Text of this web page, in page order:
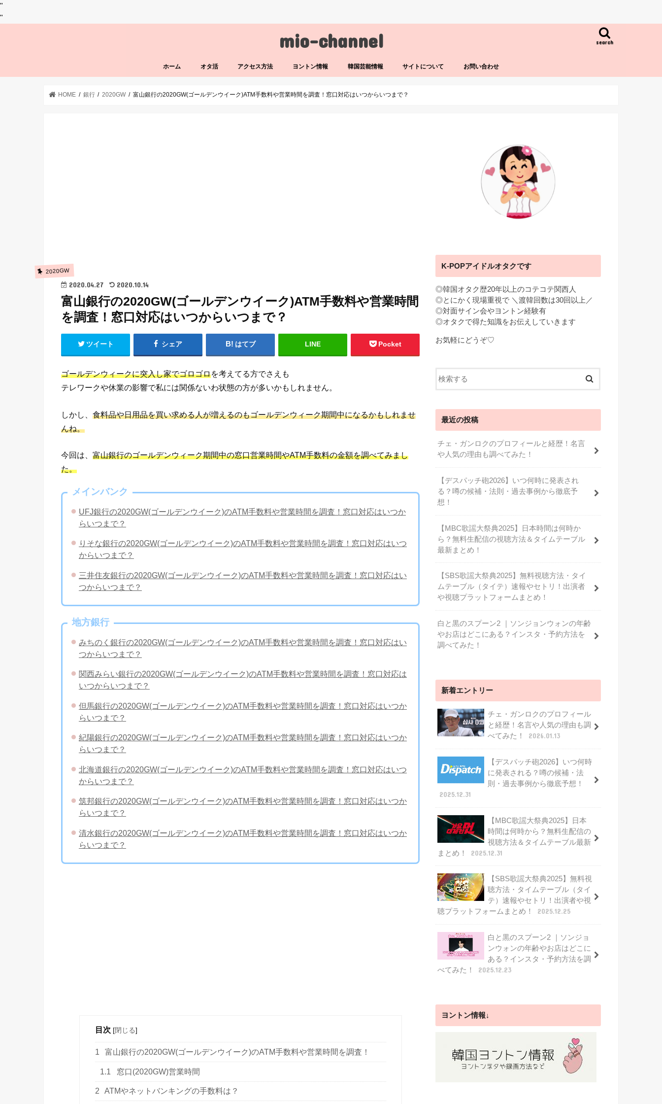
"
"
mio-channel search
ホーム オタ活 アクセス方法 ヨントン情報 韓国芸能情報 サイトについて お問い合わせ
HOME 銀行 2020GW 富山銀行の2020GW(ゴールデンウイーク)ATM手数料や営業時間を調査！窓口対応はいつからいつまで？
2020GW
2020.04.27 2020.10.14
富山銀行の2020GW(ゴールデンウイーク)ATM手数料や営業時間
を調査！窓口対応はいつからいつまで？
ツイート シェア はてブ LINE Pocket
ゴールデンウィークに突入し家でゴロゴロを考えてる方でさえも
テレワークや休業の影響で私には関係ないわ状態の方が多いかもしれません。
しかし、 食料品や日用品を買い求める人が増えるのもゴールデンウィーク期間中になるかもしれませ
んね。
今回は、 富山銀行のゴールデンウィーク期間中の窓口営業時間やATM手数料の金額を調べてみまし
た。
メインバンク
UFJ銀行の2020GW(ゴールデンウイーク)のATM手数料や営業時間を調査！窓口対応はいつか
らいつまで？
りそな銀行の2020GW(ゴールデンウイーク)のATM手数料や営業時間を調査！窓口対応はいつ
からいつまで？
三井住友銀行の2020GW(ゴールデンウイーク)のATM手数料や営業時間を調査！窓口対応はい
つからいつまで？
地方銀行
みちのく銀行の2020GW(ゴールデンウイーク)のATM手数料や営業時間を調査！窓口対応はい
つからいつまで？
関西みらい銀行の2020GW(ゴールデンウイーク)のATM手数料や営業時間を調査！窓口対応は
いつからいつまで？
但馬銀行の2020GW(ゴールデンウイーク)のATM手数料や営業時間を調査！窓口対応はいつか
らいつまで？
紀陽銀行の2020GW(ゴールデンウイーク)のATM手数料や営業時間を調査！窓口対応はいつか
らいつまで？
北海道銀行の2020GW(ゴールデンウイーク)のATM手数料や営業時間を調査！窓口対応はいつ
からいつまで？
筑邦銀行の2020GW(ゴールデンウイーク)のATM手数料や営業時間を調査！窓口対応はいつか
らいつまで？
清水銀行の2020GW(ゴールデンウイーク)のATM手数料や営業時間を調査！窓口対応はいつか
らいつまで？
目次 [閉じる]
1 富山銀行の2020GW(ゴールデンウイーク)のATM手数料や営業時間を調査！
1.1 窓口(2020GW)営業時間
2 ATMやネットバンキングの手数料は？
K-POPアイドルオタクです
◎韓国オタク歴20年以上のコテコテ関西人
◎とにかく現場重視で ＼渡韓回数は30回以上／
◎対面サイン会やヨントン経験有
◎オタクで得た知識をお伝えしていきます
お気軽にどうぞ♡
最近の投稿
チェ・ガンロクのプロフィールと経歴！名言
や人気の理由も調べてみた！
【デスパッチ砲2026】いつ何時に発表され
る？噂の候補・法則・過去事例から徹底予
想！
【MBC歌謡大祭典2025】日本時間は何時か
ら？無料生配信の視聴方法＆タイムテーブル
最新まとめ！
【SBS歌謡大祭典2025】無料視聴方法・タイ
ムテーブル（タイテ）速報やセトリ！出演者
や視聴プラットフォームまとめ！
白と黒のスプーン2 ｜ソンジョンウォンの年齢
やお店はどこにある？インスタ・予約方法を
調べてみた！
新着エントリー
チェ・ガンロクのプロフィール
と経歴！名言や人気の理由も調
べてみた！
2026.01.13
【デスパッチ砲2026】いつ何時
に発表される？噂の候補・法
則・過去事例から徹底予想！
2025.12.31
【MBC歌謡大祭典2025】日本
時間は何時から？無料生配信の
視聴方法＆タイムテーブル最新
まとめ！
2025.12.31
【SBS歌謡大祭典2025】無料視
聴方法・タイムテーブル（タイ
テ）速報やセトリ！出演者や視
聴プラットフォームまとめ！
2025.12.25
白と黒のスプーン2 ｜ソンジョ
ンウォンの年齢やお店はどこに
ある？インスタ・予約方法を調
べてみた！
2025.12.23
ヨントン情報↓